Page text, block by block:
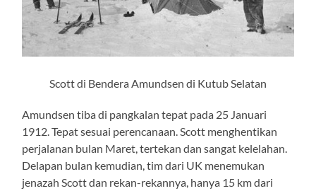
Scott di Bendera Amundsen di Kutub Selatan
Amundsen tiba di pangkalan tepat pada 25 Januari
1912. Tepat sesuai perencanaan. Scott menghentikan
perjalanan bulan Maret, tertekan dan sangat kelelahan.
Delapan bulan kemudian, tim dari UK menemukan
jenazah Scott dan rekan-rekannya, hanya 15 km dari